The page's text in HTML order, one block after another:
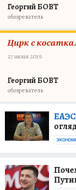
Георгий БОВТ
обозреватель
Цирк с
27 июня 2019
Георгий БОВТ
обозреватель